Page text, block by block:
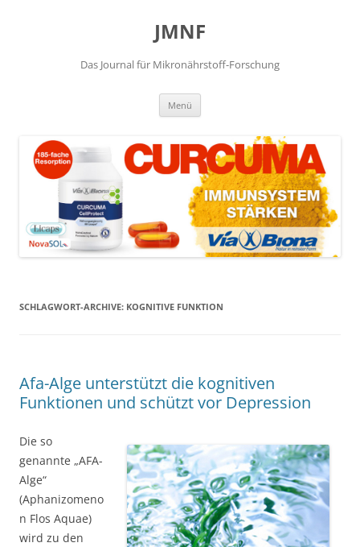
JMNF
Das Journal für Mikronährstoff-Forschung
Menü
SCHLAGWORT-ARCHIVE: KOGNITIVE FUNKTION
Afa-Alge unterstützt die kognitiven
Funktionen und schützt vor Depression
Die so
genannte „AFA-
Alge“
(Aphanizomeno
n Flos Aquae)
wird zu den